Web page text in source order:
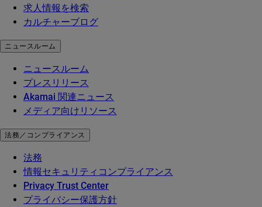
求人情報を検索
カルチャーブログ
ニュースルーム
ニュースルーム
プレスリリース
Akamai 関連ニュース
メディア向けリソース
法務／コンプライアンス
法務
情報セキュリティコンプライアンス
Privacy Trust Center
プライバシー保護方針